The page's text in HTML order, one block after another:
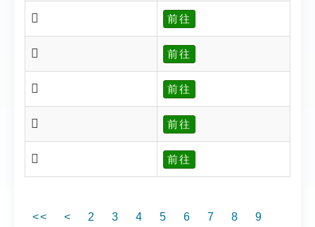
𥪽 前往
𥪼 前往
𥪿 前往
𥫃 前往
𥫈 前往
<< < 2 3 4 5 6 7 8
9